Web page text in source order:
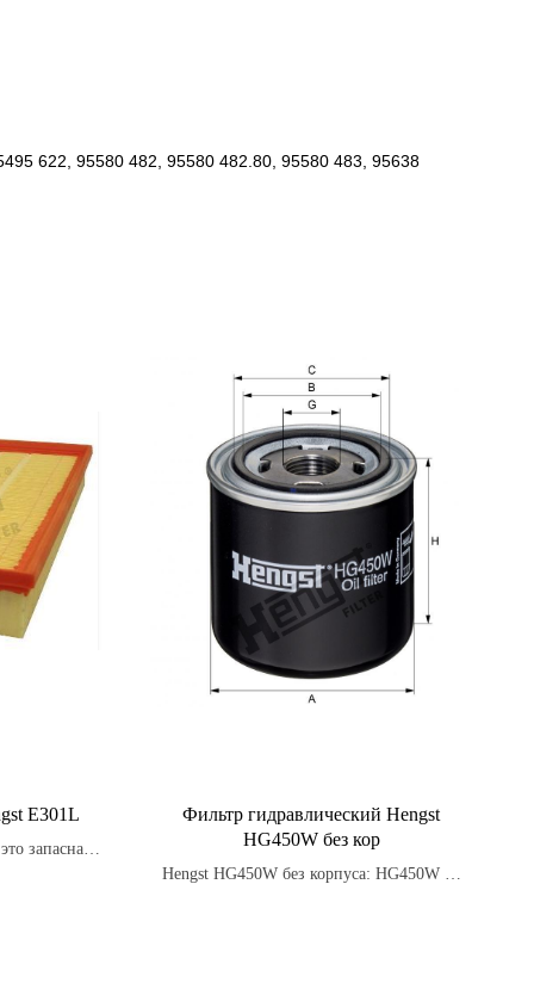
622, 95580 482, 95580 482.80, 95580 483, 95638
E301L
запасная
Фильтр гидравлический Hengst
HG450W без кор
Hengst HG450W без корпуса: HG450W —